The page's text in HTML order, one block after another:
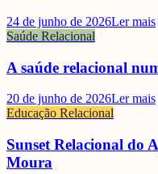
24 de junho de 2026Ler mais
Saúde Relacional
A saúde relacional
20 de junho de 2026Ler mais
Educação Relacional
Sunset Relacional do
Moura